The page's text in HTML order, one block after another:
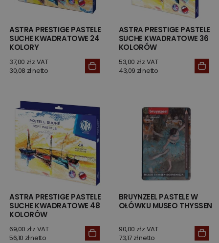
ASTRA PRESTIGE PASTELE
SUCHE KWADRATOWE 24
KOLORY
37,00 zł z VAT
30,08 zł netto
ASTRA PRESTIGE PASTELE
SUCHE KWADRATOWE 36
KOLORÓW
53,00 zł z VAT
43,09 zł netto
ASTRA PRESTIGE PASTELE
SUCHE KWADRATOWE 48
KOLORÓW
69,00 zł z VAT
56,10 zł netto
BRUYNZEEL PASTELE W
OŁÓWKU MUSEO THYSSEN
90,00 zł z VAT
73,17 zł netto